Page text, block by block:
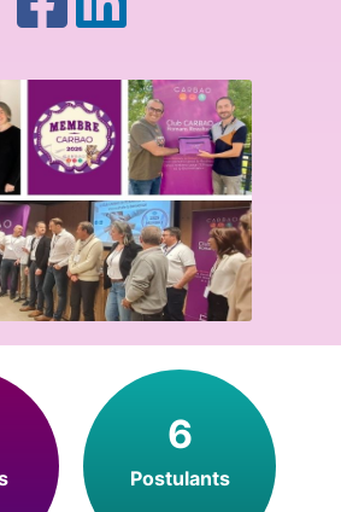
6
Postulants